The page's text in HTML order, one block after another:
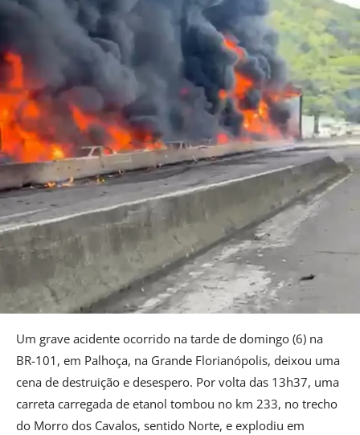
Um grave acidente ocorrido na tarde de domingo (6) na
BR-101, em Palhoça, na Grande Florianópolis, deixou uma
cena de destruição e desespero. Por volta das 13h37, uma
carreta carregada de etanol tombou no km 233, no trecho
do Morro dos Cavalos, sentido Norte, e explodiu em